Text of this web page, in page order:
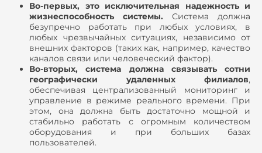
Во-первых, это исключительная надежность и
жизнеспособность системы. Система должна
безупречно работать при любых условиях, в
любых чрезвычайных ситуациях, независимо от
внешних факторов (таких как, например, качество
каналов связи или человеческий фактор).
Во-вторых, система должна связывать сотни
географически удаленных филиалов,
обеспечивая централизованный мониторинг и
управление в режиме реального времени. При
этом, она должна быть достаточно мощной и
стабильно работать с огромным количеством
оборудования и при больших базах
пользователей.